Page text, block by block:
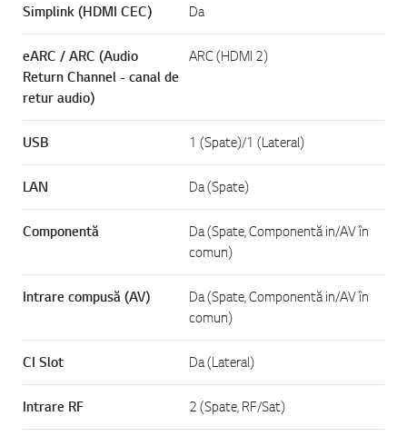
Simplink (HDMI CEC) Da
eARC / ARC (Audio
Return Channel - canal de
retur audio)
ARC (HDMI 2)
USB 1 (Spate)/1 (Lateral)
LAN Da (Spate)
Componentă
Da (Spate, Componentă in/AV în
comun)
Intrare compusă (AV)
Da (Spate, Componentă in/AV în
comun)
CI Slot Da (Lateral)
Intrare RF 2 (Spate, RF/Sat)